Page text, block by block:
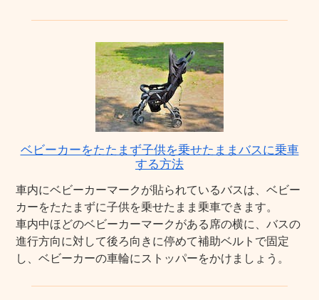
ベビーカーをたたまず子供を乗せたままバスに乗車
する方法
車内にベビーカーマークが貼られているバスは、ベビー
カーをたたまずに子供を乗せたまま乗車できます。
車内中ほどのベビーカーマークがある席の横に、バスの
進行方向に対して後ろ向きに停めて補助ベルトで固定
し、ベビーカーの車輪にストッパーをかけましょう。